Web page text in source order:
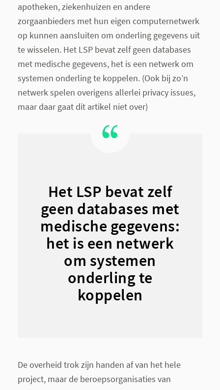
apotheken, ziekenhuizen en andere
zorgaanbieders met hun eigen computernetwerk
op kunnen aansluiten om onderling gegevens uit
te wisselen. Het LSP bevat zelf geen databases
met medische gegevens, het is een netwerk om
systemen onderling te koppelen. (Ook bij zo’n
netwerk spelen overigens allerlei privacy issues,
maar daar gaat dit artikel niet over)
Het LSP bevat zelf
geen databases met
medische gegevens:
het is een netwerk
om systemen
onderling te
koppelen
De overheid trok zijn handen af van het hele
project, maar de beroepsorganisaties van